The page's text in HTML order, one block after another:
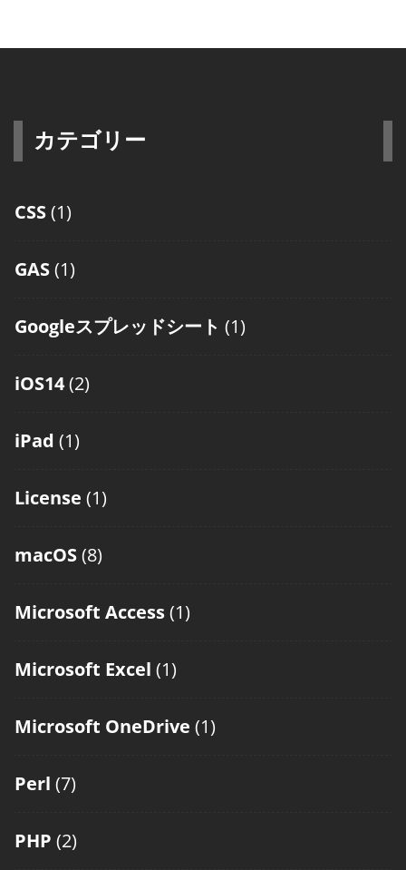
カテゴリー
CSS(1)
GAS(1)
Googleスプレッドシート (1)
iOS14(2)
iPad (1)
License (1)
macOS(8)
Microsoft Access(1)
Microsoft Excel (1)
Microsoft OneDrive (1)
Perl (7)
PHP (2)